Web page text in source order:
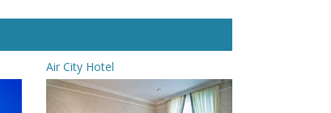
Air City Hotel